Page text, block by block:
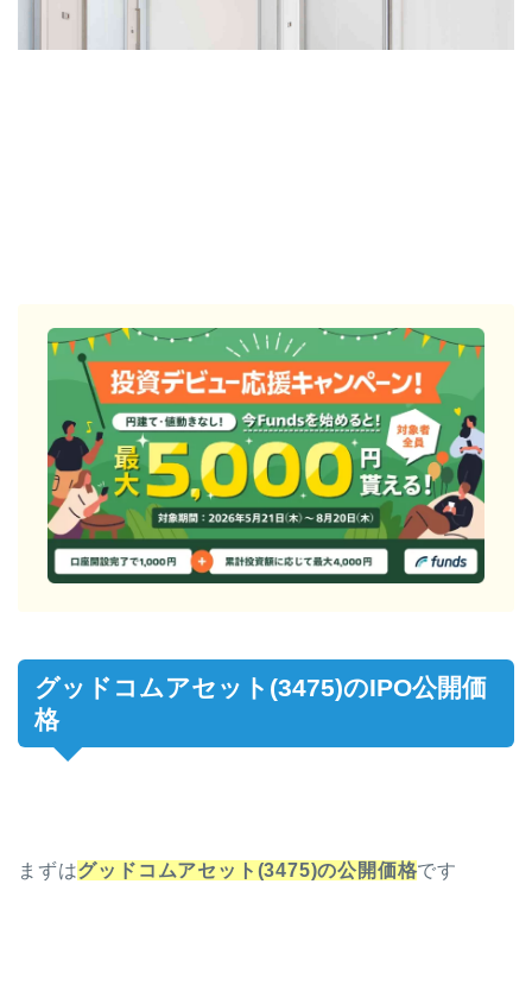
グッドコムアセット(3475)のIPO公開価
格
まずはグッドコムアセット(3475)の公開価格です